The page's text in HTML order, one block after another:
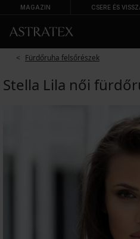
MAGAZIN CSERE ÉS
Fürdőruha felsőrészek
Stella Lila női